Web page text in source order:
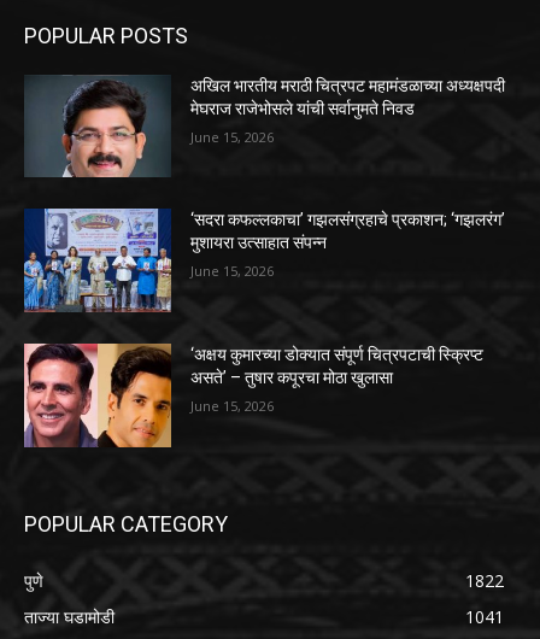
POPULAR POSTS
अखिल भारतीय मराठी चित्रपट महामंडळाच्या अध्यक्षपदी
मेघराज राजेभोसले यांची सर्वानुमते निवड
June 15, 2026
‘सदरा कफल्लकाचा’ गझलसंग्रहाचे प्रकाशन; ‘गझलरंग’
मुशायरा उत्साहात संपन्न
June 15, 2026
‘अक्षय कुमारच्या डोक्यात संपूर्ण चित्रपटाची स्क्रिप्ट
असते’ – तुषार कपूरचा मोठा खुलासा
June 15, 2026
POPULAR CATEGORY
पुणे
1822
ताज्या घडामोडी
1041